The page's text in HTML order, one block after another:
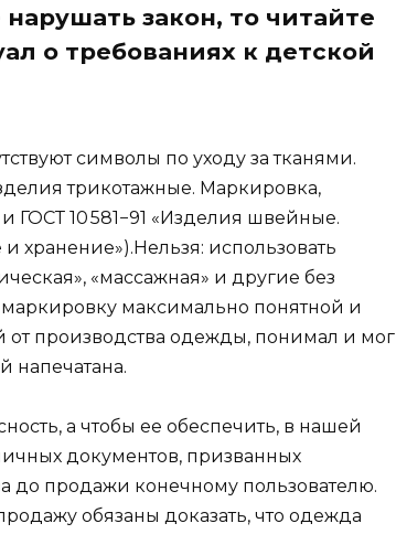
закон, то читайте
о требованиях к детской
символы по уходу за тканями.
трикотажные. Маркировка,
ГОСТ 10 581−91 «Изделия швейные.
хранение»).Нельзя: использовать
«массажная» и другие без
максимально понятной и
от производства одежды, понимал и мог
напечатана.
а чтобы ее обеспечить, в нашей
документов, призванных
до продажи конечному пользователю.
обязаны доказать, что одежда